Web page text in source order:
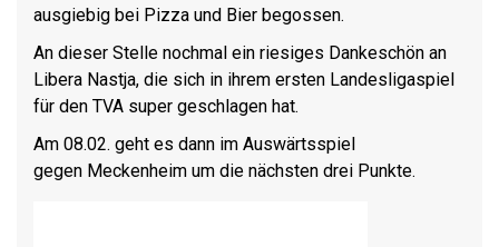
ausgiebig bei Pizza und Bier begossen.
An dieser Stelle nochmal ein riesiges Dankeschön an
Libera Nastja, die sich in ihrem ersten Landesligaspiel
für den TVA super geschlagen hat.
Am 08.02. geht es dann im Auswärtsspiel
gegen Meckenheim um die nächsten drei Punkte.